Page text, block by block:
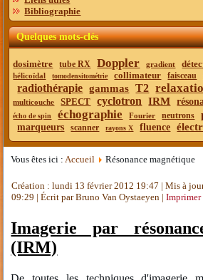
Bibliographie
Quelques mots-clés
dosimètre tube RX Doppler gradient
hélicoïdal tomodensitométrie collimateur faisceau
radiothérapie gammas T2
multicouche SPECT cyclotron IRM
écho de spin échographie Fourier neutrons
marqueurs scanner rayons X fluence
Vous êtes ici :Accueil Résonance magnétique
Création : lundi 13 février 2012 19:47 |Mis à
09:29 |Écrit par Bruno Van Oystaeyen |Imprimer
Imagerie par
(IRM)